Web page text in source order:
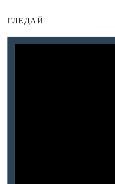
ГЛЕДАЙ